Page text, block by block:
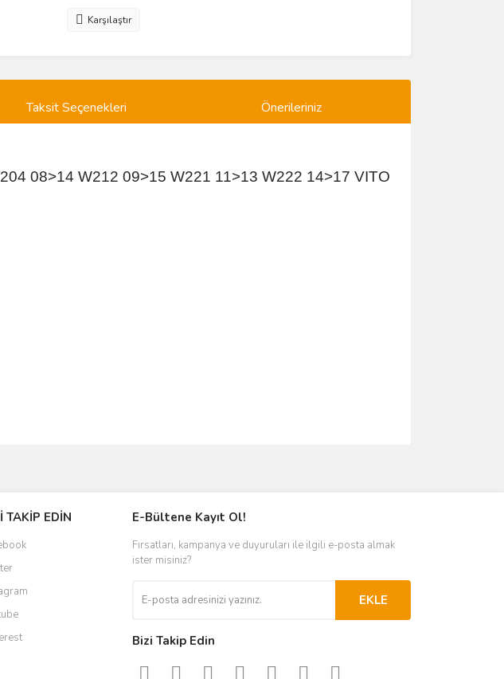
Karşılaştır
Taksit Seçenekleri Önerileriniz
08>14 W212 09>15 W221 11>13 W222 14>17 VITO
TAKİP EDİN E-Bültene Kayıt Ol!
Fırsatları, kampanya ve duyuruları ile ilgili e-posta almak
ister misiniz?
EKLE
Bizi Takip Edin